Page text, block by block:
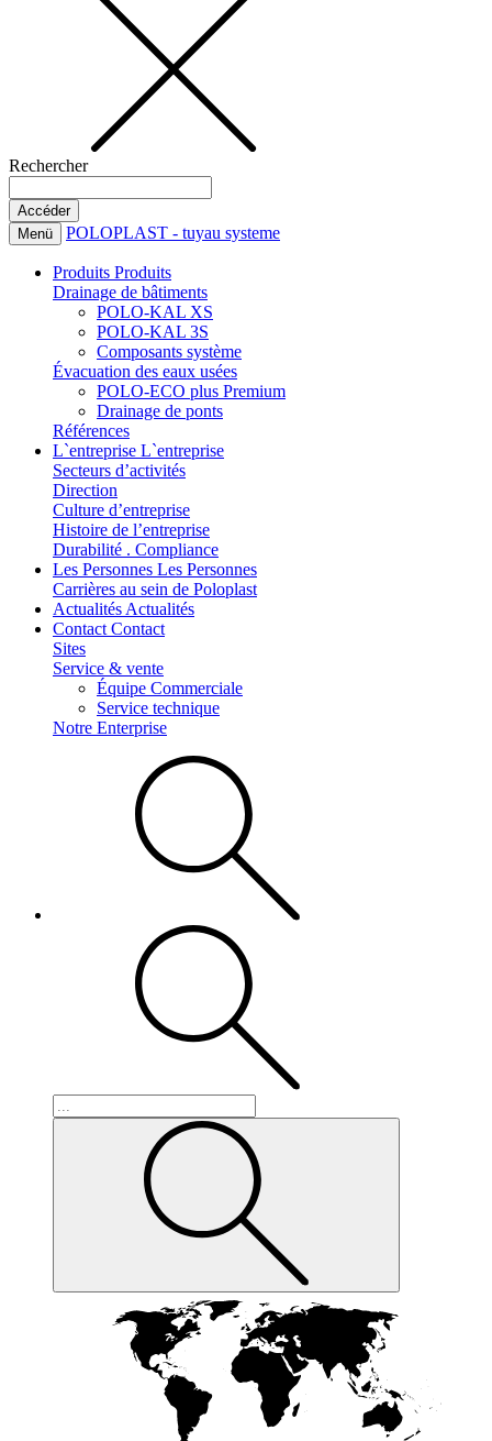
Rechercher
Menü POLOPLAST - tuyau systeme
Produits Produits
Drainage de bâtiments
POLO-KAL XS
POLO-KAL 3S
Composants système
Évacuation des eaux usées
POLO-ECO plus Premium
Drainage de ponts
Références
L`entreprise L`entreprise
Secteurs d’activités
Direction
Culture d’entreprise
Histoire de l’entreprise
Durabilité . Compliance
Les Personnes Les Personnes
Carrières au sein de Poloplast
Actualités Actualités
Contact Contact
Sites
Service & vente
Équipe Commerciale
Service technique
Notre Enterprise